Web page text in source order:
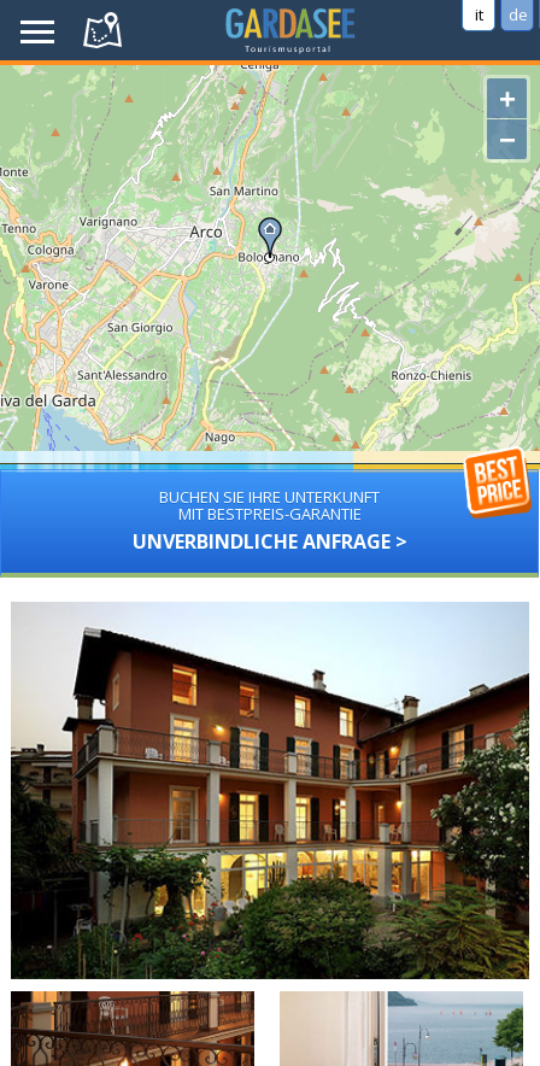
it de
+
−
BUCHEN SIE IHRE UNTERKUNFT
MIT BESTPREIS-GARANTIE
UNVERBINDLICHE ANFRAGE >